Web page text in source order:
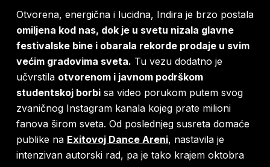
Otvorena, energična i lucidna, Indira je brzo postala
omiljena kod nas, dok je u svetu nizala glavne
festivalske bine i obarala rekorde prodaje u svim
većim gradovima sveta. Tu vezu dodatno je
učvrstila otvorenom i javnom podrškom
studentskoj borbisa video porukom putem svog
zvaničnog Instagram kanala kojeg prate milioni
fanova širom sveta. Od poslednjeg susreta domaće
publike na Exitovoj Dance Areni, nastavila je
intenzivan autorski rad, pa je tako krajem oktobra